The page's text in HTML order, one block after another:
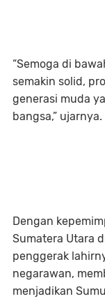
“Semoga di
semakin solid,
generasi muda
bangsa,” ujarnya.
Dengan
Sumatera Utara
penggerak
negarawan,
menjadikan